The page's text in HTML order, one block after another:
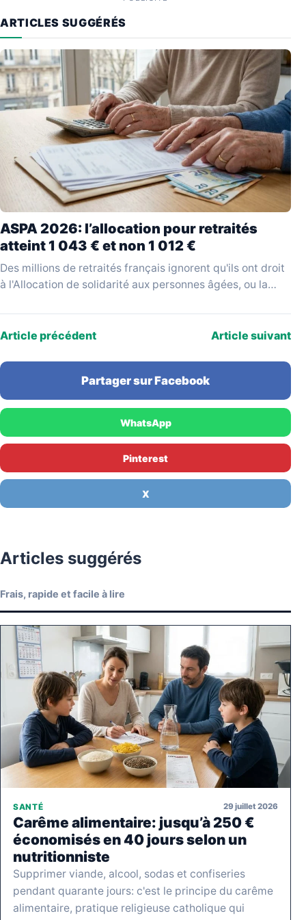
ARTICLES SUGGÉRÉS
ASPA 2026: l’allocation pour retraités
atteint 1 043 € et non 1 012 €
Des millions de retraités français ignorent qu'ils ont droit
à l'Allocation de solidarité aux personnes âgées, ou la
Article précédent Article suivant
Partager sur Facebook
WhatsApp
Pinterest
X
Articles suggérés
Frais, rapide et facile à lire
SANTÉ 29 juillet 2026
Carême alimentaire: jusqu’à 250 €
économisés en 40 jours selon un
nutritionniste
Supprimer viande, alcool, sodas et confiseries
pendant quarante jours: c'est le principe du carême
alimentaire, pratique religieuse catholique qui